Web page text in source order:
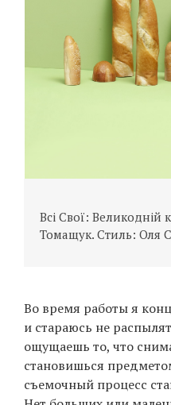
Всі Свої:
Томащук. Стиль: Оля
Во время работы я
и стараюсь не
ощущаешь то, что
становишься
съемочный процесс